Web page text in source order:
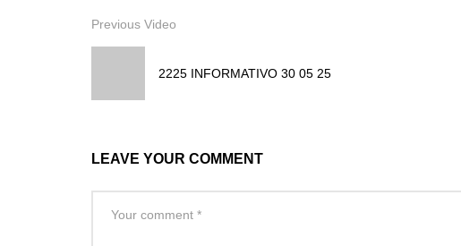
Previous Video
2225 INFORMATIVO 30 05 25
LEAVE YOUR COMMENT